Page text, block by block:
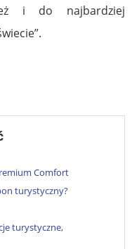
i do najbardziej
Comfort
turystyczny?
turystyczne,